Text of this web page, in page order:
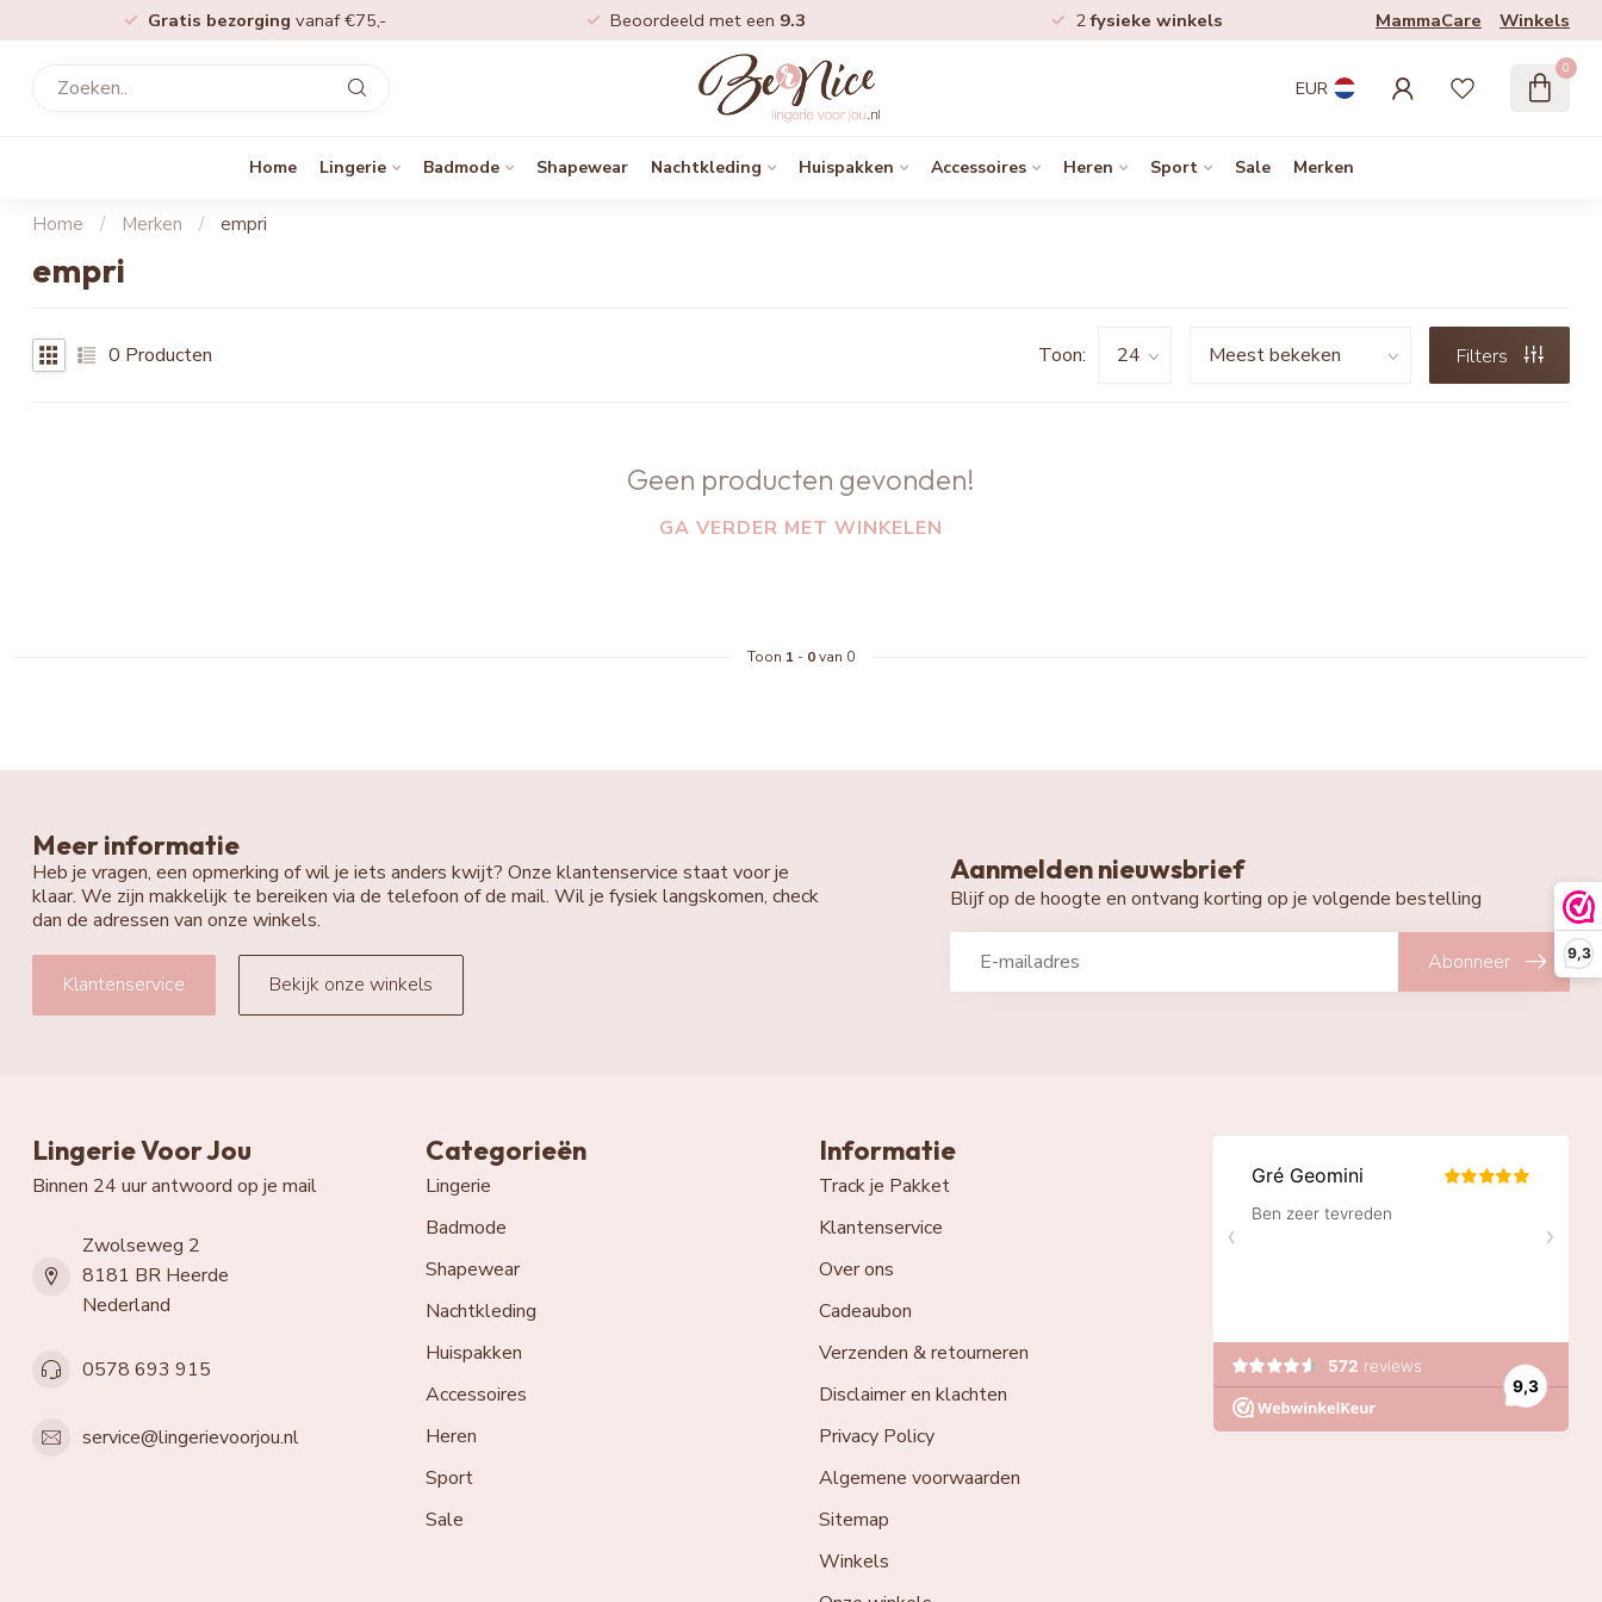
9,3
Gratis bezorging vanaf €75,- Beoordeeld met een 9.3 2fysieke winkels MammaCare Winkels
EUR
0
Home Lingerie Badmode Shapewear Nachtkleding Huispakken Accessoires Heren Sport Sale Merken
Home / Merken / empri
empri
0 Producten Toon: Filters
Geen producten gevonden!
GA VERDER MET WINKELEN
Toon 1 - 0van 0
Meer informatie
Heb je vragen, een opmerking of wil je iets anders kwijt? Onze klantenservice staat voor je
klaar. We zijn makkelijk te bereiken via de telefoon of de mail. Wil je fysiek langskomen, check
dan de adressen van onze winkels.
Klantenservice Bekijk onze winkels
Aanmelden nieuwsbrief
Blijf op de hoogte en ontvang korting op je volgende bestelling
Abonneer
Lingerie Voor Jou
Binnen 24 uur antwoord op je mail
Zwolseweg 2
8181 BR Heerde
Nederland
0578 693 915
service@lingerievoorjou.nl
Categorieën
Lingerie
Badmode
Shapewear
Nachtkleding
Huispakken
Accessoires
Heren
Sport
Sale
Informatie
Track je Pakket
Klantenservice
Over ons
Cadeaubon
Verzenden & retourneren
Disclaimer en klachten
Privacy Policy
Algemene voorwaarden
Sitemap
Winkels